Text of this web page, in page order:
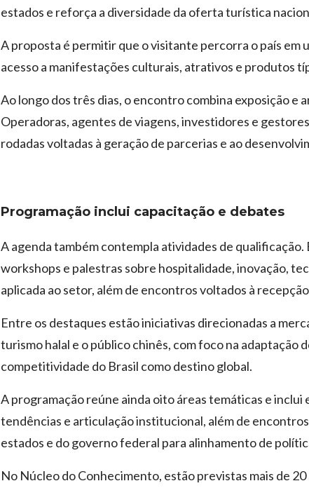
estados e reforça a diversidade da oferta turística
A proposta é permitir que o visitante percorra o país em
acesso a manifestações culturais, atrativos e produtos
Ao longo dos três dias, o encontro combina exposição e
Operadoras, agentes de viagens, investidores e
rodadas voltadas à geração de parcerias e ao
Programação inclui capacitação e debates
A agenda também contempla atividades de
workshops e palestras sobre hospitalidade, inovação,
aplicada ao setor, além de encontros voltados à
Entre os destaques estão iniciativas direcionadas a
turismo halal e o público chinês, com foco na adaptação
competitividade do Brasil como destino global.
A programação reúne ainda oito áreas temáticas e inclui
tendências e articulação institucional, além de
estados e do governo federal para alinhamento de
No Núcleo do Conhecimento, estão previstas mais de